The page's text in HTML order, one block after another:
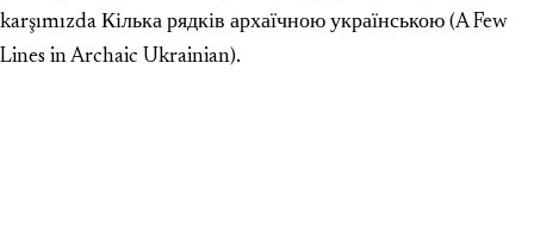
karşımızda Кілька рядків архаїчною українською (A Few
Lines in Archaic Ukrainian).